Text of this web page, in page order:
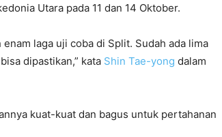
Utara pada 11 dan 14 Oktober.
laga uji coba di Split. Sudah ada lima
dipastikan,” kata Shin Tae-yong dalam
kuat-kuat dan bagus untuk pertahanan